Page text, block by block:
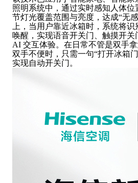
照明系统中，通过实时感知人体位
节灯光覆盖范围与亮度，达成“无
上，当用户靠近冰箱时，系统将
唤醒，实现语音开关门、触摸开
AI 交互体验。在日常不管是双手
双手不便时，只需一句“打开冰箱
实现自动开关门。